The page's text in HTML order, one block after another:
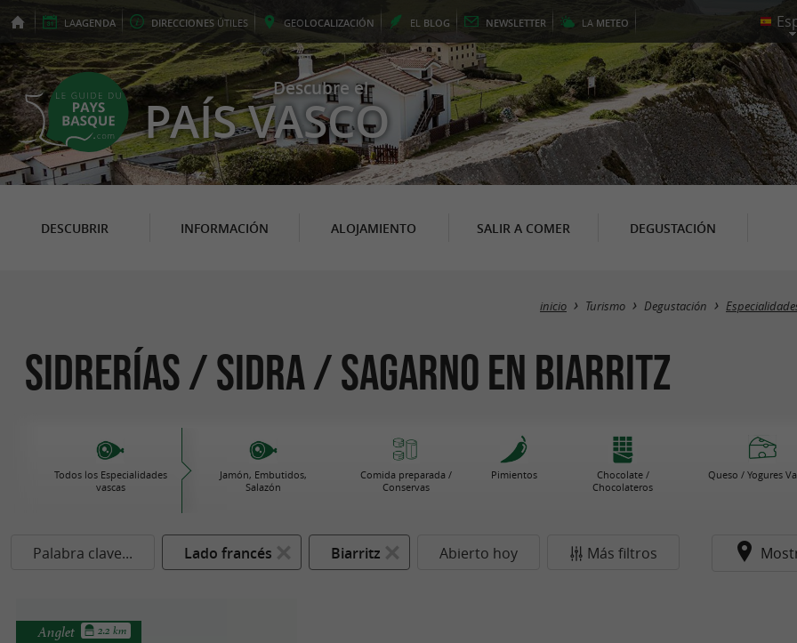
LAAGENDA DIRECCIONES ÚTILES GEOLOCALIZACIÓN EL BLOG NEWSLETTER LA METEO
Descubre el
PAÍS VASCO
DESCUBRIR INFORMACIÓN ALOJAMIENTO SALIR A COMER DEGUSTACIÓN
inicio Turismo Degustación
Sidrerías / Sidra / Sagarno en Biarritz
Todos los Especialidades
vascas
Jamón, Embutidos,
Salazón
Comida preparada /
Conservas
Pimientos
Chocolate /
Chocolateros
Queso / Yogures
Palabra clave... Lado francés Biarritz Abierto hoy Más filtros
Anglet 2.2 km